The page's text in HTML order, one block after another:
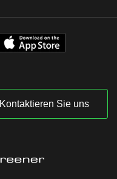
Kontaktieren Sie uns